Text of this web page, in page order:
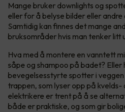
Mange bruker downlights og
eller for å belyse bilder eller
Samtidig kan finnes det mange
bruksområder hvis man tenker litt
Hva med å montere en vanntett
såpe og shampoo på badet? Eller
bevegelsesstyrte spotter i
trappen, som lyser opp på
elektrikere er trent på å se
både er praktiske, og som gir